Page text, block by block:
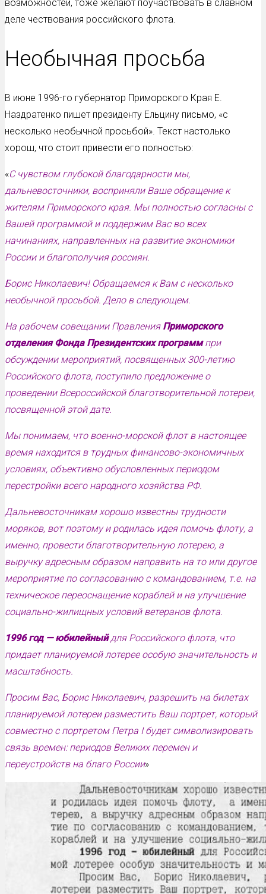
возможностей, тоже желают поучаствовать в славном
деле чествования российского флота.
Необычная просьба
В июне 1996-го губернатор Приморского Края Е.
Наздратенко пишет президенту Ельцину письмо, «с
несколько необычной просьбой». Текст настолько
хорош, что стоит привести его полностью:
«С чувством глубокой благодарности мы,
дальневосточники, восприняли Ваше обращение к
жителям Приморского края. Мы полностью согласны с
Вашей программой и поддержим Вас во всех
начинаниях, направленных на развитие экономики
России и благополучия россиян.
Борис Николаевич! Обращаемся к Вам с несколько
необычной просьбой. Дело в следующем.
На рабочем совещании Правления Приморского
отделения Фонда Президентских программпри
обсуждении мероприятий, посвященных 300-летию
Российского флота, поступило предложение о
проведении Всероссийской благотворительной лотереи,
посвященной этой дате.
Мы понимаем, что военно-морской флот в настоящее
время находится в трудных финансово-экономичных
условиях, объективно обусловленных периодом
перестройки всего народного хозяйства РФ.
Дальневосточникам хорошо известны трудности
моряков, вот поэтому и родилась идея помочь флоту, а
именно, провести благотворительную лотерею, а
выручку адресным образом направить на то или другое
мероприятие по согласованию с командованием, т.е. на
техническое переоснащение кораблей и на улучшение
социально-жилищных условий ветеранов флота.
1996 год — юбилейныйдля Российского флота, что
придает планируемой лотерее особую значительность и
масштабность.
Просим Вас, Борис Николаевич, разрешить на билетах
планируемой лотереи разместить Ваш портрет, который
совместно с портретом Петра I будет символизировать
связь времен: периодов Великих перемен и
переустройств на благо России»